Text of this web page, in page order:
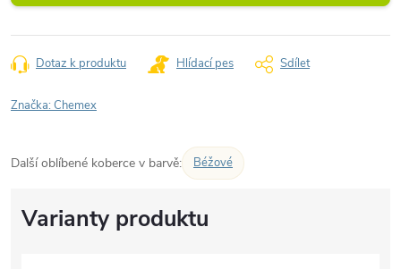
Dotaz k produktu Hlídací pes Sdílet
Značka:Chemex
Další oblíbené koberce v barvě: Béžové